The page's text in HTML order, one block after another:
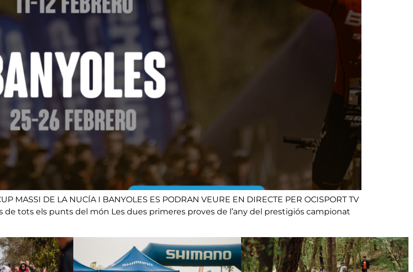
MASSI DE LA NUCÍA I BANYOLES ES PODRAN VEURE EN DIRECTE PER OCISPORT TV
de tots els punts del món Les dues primeres proves de l’any del prestigiós campionat